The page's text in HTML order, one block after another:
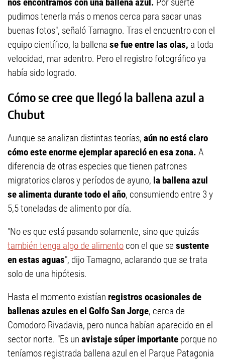
nos encontramos con una ballena azul. Por suerte
pudimos tenerla más o menos cerca para sacar unas
buenas fotos", señaló Tamagno. Tras el encuentro con el
equipo científico, la ballena se fue entre las olas, a toda
velocidad, mar adentro. Pero el registro fotográfico ya
había sido logrado.
Cómo se cree que llegó la ballena azul a
Chubut
Aunque se analizan distintas teorías, aún no está claro
cómo este enorme ejemplar apareció en esa zona. A
diferencia de otras especies que tienen patrones
migratorios claros y períodos de ayuno, la ballena azul
se alimenta durante todo el año, consumiendo entre 3 y
5,5 toneladas de alimento por día.
"No es que está pasando solamente, sino que quizás
también tenga algo de alimento con el que se sustente
en estas aguas", dijo Tamagno, aclarando que se trata
solo de una hipótesis.
Hasta el momento existían registros ocasionales de
ballenas azules en el Golfo San Jorge, cerca de
Comodoro Rivadavia, pero nunca habían aparecido en el
sector norte. "Es un avistaje súper importante porque no
teníamos registrada ballena azul en el Parque Patagonia